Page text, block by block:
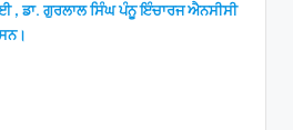
, ਡਾ. ਗੁਰਲਾਲ ਸਿੰਘ ਪੰਨੂ ਇੰਚਾਰਜ ਐਨਸੀਸੀ